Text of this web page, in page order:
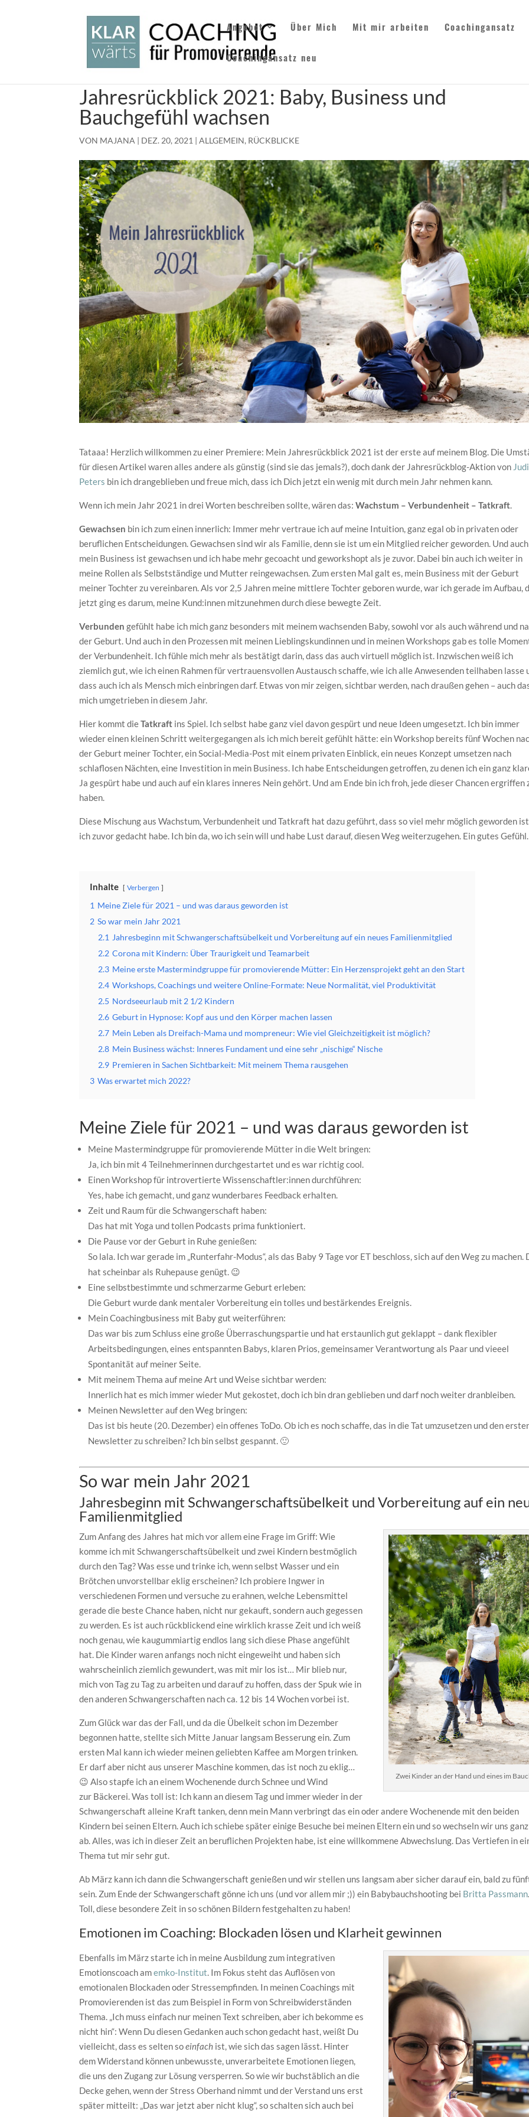
Angebot Über Mich Mit mir arbeiten Coachingansatz
Coachingansatz neu
Jahresrückblick 2021: Baby, Business und
Bauchgefühl wachsen
VON MAJANA | DEZ. 20, 2021 |ALLGEMEIN, RÜCKBLICKE
Tataaa! Herzlich willkommen zu einer Premiere: Mein Jahresrückblick 2021 ist der erste auf meinem Blog. Die
für diesen Artikel waren alles andere als günstig (sind sie das jemals?), doch dank der Jahresrückblog-Aktion von
Peters bin ich drangeblieben und freue mich, dass ich Dich jetzt ein wenig mit durch mein Jahr nehmen kann.
Wenn ich mein Jahr 2021 in drei Worten beschreiben sollte, wären das:Wachstum – Verbundenheit – Tatkraft.
Gewachsen bin ich zum einen innerlich: Immer mehr vertraue ich auf meine Intuition, ganz egal ob in privaten oder
beruflichen Entscheidungen. Gewachsen sind wir als Familie, denn sie ist um ein Mitglied reicher geworden. Und auch
mein Business ist gewachsen und ich habe mehr gecoacht und geworkshopt als je zuvor. Dabei bin auch ich weiter in
meine Rollen als Selbstständige und Mutter reingewachsen. Zum ersten Mal galt es, mein Business mit der Geburt
meiner Tochter zu vereinbaren. Als vor 2,5 Jahren meine mittlere Tochter geboren wurde, war ich gerade im Aufbau,
jetzt ging es darum, meine Kund:innen mitzunehmen durch diese bewegte Zeit.
Verbunden gefühlt habe ich mich ganz besonders mit meinem wachsenden Baby, sowohl vor als auch während und
der Geburt. Und auch in den Prozessen mit meinen Lieblingskundinnen und in meinen Workshops gab es tolle
der Verbundenheit. Ich fühle mich mehr als bestätigt darin, dass das auch virtuell möglich ist. Inzwischen weiß ich
ziemlich gut, wie ich einen Rahmen für vertrauensvollen Austausch schaffe, wie ich alle Anwesenden teilhaben lasse
dass auch ich als Mensch mich einbringen darf. Etwas von mir zeigen, sichtbar werden, nach draußen gehen – auch
mich umgetrieben in diesem Jahr.
Hier kommt dieTatkraft ins Spiel. Ich selbst habe ganz viel davon gespürt und neue Ideen umgesetzt. Ich bin immer
wieder einen kleinen Schritt weitergegangen als ich mich bereit gefühlt hätte: ein Workshop bereits fünf Wochen
der Geburt meiner Tochter, ein Social-Media-Post mit einem privaten Einblick, ein neues Konzept umsetzen nach
schlaflosen Nächten, eine Investition in mein Business. Ich habe Entscheidungen getroffen, zu denen ich ein ganz
Ja gespürt habe und auch auf ein klares inneres Nein gehört. Und am Ende bin ich froh, jede dieser Chancen ergriffen
haben.
Diese Mischung aus Wachstum, Verbundenheit und Tatkraft hat dazu geführt, dass so viel mehr möglich geworden
ich zuvor gedacht habe. Ich bin da, wo ich sein will und habe Lust darauf, diesen Weg weiterzugehen. Ein gutes Gefühl.
Inhalte Verbergen
1 Meine Ziele für 2021 – und was daraus geworden ist
2 So war mein Jahr 2021
2.1 Jahresbeginn mit Schwangerschaftsübelkeit und Vorbereitung auf ein neues Familienmitglied
2.2 Corona mit Kindern: Über Traurigkeit und Teamarbeit
2.3 Meine erste Mastermindgruppe für promovierende Mütter: Ein Herzensprojekt geht an den Start
2.4 Workshops, Coachings und weitere Online-Formate: Neue Normalität, viel Produktivität
2.5 Nordseeurlaub mit 2 1/2 Kindern
2.6 Geburt in Hypnose: Kopf aus und den Körper machen lassen
2.7 Mein Leben als Dreifach-Mama und mompreneur: Wie viel Gleichzeitigkeit ist möglich?
2.8 Mein Business wächst: Inneres Fundament und eine sehr „nischige“ Nische
2.9 Premieren in Sachen Sichtbarkeit: Mit meinem Thema rausgehen
3 Was erwartet mich 2022?
Meine Ziele für 2021 – und was daraus geworden ist
Meine Mastermindgruppe für promovierende Mütter in die Welt bringen:
Ja, ich bin mit 4 Teilnehmerinnen durchgestartet und es war richtig cool.
Einen Workshop für introvertierte Wissenschaftler:innen durchführen:
Yes, habe ich gemacht, und ganz wunderbares Feedback erhalten.
Zeit und Raum für die Schwangerschaft haben:
Das hat mit Yoga und tollen Podcasts prima funktioniert.
Die Pause vor der Geburt in Ruhe genießen:
So lala. Ich war gerade im „Runterfahr-Modus“, als das Baby 9 Tage vor ET beschloss, sich auf den Weg zu machen.
hat scheinbar als Ruhepause genügt. 😉
Eine selbstbestimmte und schmerzarme Geburt erleben:
Die Geburt wurde dank mentaler Vorbereitung ein tolles und bestärkendes Ereignis.
Mein Coachingbusiness mit Baby gut weiterführen:
Das war bis zum Schluss eine große Überraschungspartie und hat erstaunlich gut geklappt – dank flexibler
Arbeitsbedingungen, eines entspannten Babys, klaren Prios, gemeinsamer Verantwortung als Paar und vieeel
Spontanität auf meiner Seite.
Mit meinem Thema auf meine Art und Weise sichtbar werden:
Innerlich hat es mich immer wieder Mut gekostet, doch ich bin dran geblieben und darf noch weiter dranbleiben.
Meinen Newsletter auf den Weg bringen:
Das ist bis heute (20. Dezember) ein offenes ToDo. Ob ich es noch schaffe, das in die Tat umzusetzen und den
Newsletter zu schreiben? Ich bin selbst gespannt. 🙂
So war mein Jahr 2021
Jahresbeginn mit Schwangerschaftsübelkeit und Vorbereitung auf ein
Familienmitglied
Zwei Kinder an der Hand und eines im
Zum Anfang des Jahres hat mich vor allem eine Frage im Griff: Wie
komme ich mit Schwangerschaftsübelkeit und zwei Kindern bestmöglich
durch den Tag? Was esse und trinke ich, wenn selbst Wasser und ein
Brötchen unvorstellbar eklig erscheinen? Ich probiere Ingwer in
verschiedenen Formen und versuche zu erahnen, welche Lebensmittel
gerade die beste Chance haben, nicht nur gekauft, sondern auch gegessen
zu werden. Es ist auch rückblickend eine wirklich krasse Zeit und ich weiß
noch genau, wie kaugummiartig endlos lang sich diese Phase angefühlt
hat. Die Kinder waren anfangs noch nicht eingeweiht und haben sich
wahrscheinlich ziemlich gewundert, was mit mir los ist… Mir blieb nur,
mich von Tag zu Tag zu arbeiten und darauf zu hoffen, dass der Spuk wie in
den anderen Schwangerschaften nach ca. 12 bis 14 Wochen vorbei ist.
Zum Glück war das der Fall, und da die Übelkeit schon im Dezember
begonnen hatte, stellte sich Mitte Januar langsam Besserung ein. Zum
ersten Mal kann ich wieder meinen geliebten Kaffee am Morgen trinken.
Er darf aber nicht aus unserer Maschine kommen, das ist noch zu eklig…
😉 Also stapfe ich an einem Wochenende durch Schnee und Wind
zur Bäckerei. Was toll ist: Ich kann an diesem Tag und immer wieder in der
Schwangerschaft alleine Kraft tanken, denn mein Mann verbringt das ein oder andere Wochenende mit den beiden
Kindern bei seinen Eltern. Auch ich schiebe später einige Besuche bei meinen Eltern ein und so wechseln wir uns
ab. Alles, was ich in dieser Zeit an beruflichen Projekten habe, ist eine willkommene Abwechslung. Das Vertiefen in
Thema tut mir sehr gut.
Ab März kann ich dann die Schwangerschaft genießen und wir stellen uns langsam aber sicher darauf ein, bald zu
sein. Zum Ende der Schwangerschaft gönne ich uns (und vor allem mir ;)) ein Babybauchshooting bei Britta Passmann
Toll, diese besondere Zeit in so schönen Bildern festgehalten zu haben!
Emotionen im Coaching: Blockaden lösen und Klarheit gewinnen
Ebenfalls im März starte ich in meine Ausbildung zum integrativen
Emotionscoach amemko-Institut. Im Fokus steht das Auflösen von
emotionalen Blockaden oder Stressempfinden. In meinen Coachings mit
Promovierenden ist das zum Beispiel in Form von Schreibwiderständen
Thema. „Ich muss einfach nur meinen Text schreiben, aber ich bekomme es
nicht hin“: Wenn Du diesen Gedanken auch schon gedacht hast, weißt Du
vielleicht, dass es selten soeinfach ist, wie sich das sagen lässt. Hinter
dem Widerstand können unbewusste, unverarbeitete Emotionen liegen,
die uns den Zugang zur Lösung versperren. So wie wir buchstäblich an die
Decke gehen, wenn der Stress Oberhand nimmt und der Verstand uns erst
später mitteilt: „Das war jetzt aber nicht klug“, so schalten sich auch bei